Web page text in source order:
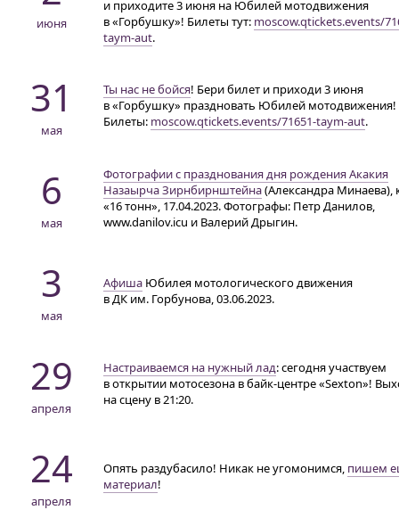
июня
и приходите 3 июня на Юбилей мотодвижения
в «Горбушку»! Билеты тут: moscow.qtickets.events/
taym-aut.
31
мая
Ты нас не бойся! Бери билет и приходи 3 июня
в «Горбушку» праздновать Юбилей мотодвижения!
Билеты: moscow.qtickets.events/71651-taym-aut.
6
мая
Фотографии с празднования дня рождения Акакия
Назаырча Зирнбирнштейна(Александра Минаева),
«16 тонн», 17.04.2023. Фотографы: Петр Данилов,
www.danilov.icu и Валерий Дрыгин.
3
мая
Афиша Юбилея мотологического движения
в ДК им. Горбунова, 03.06.2023.
29
апреля
Настраиваемся на нужный лад: сегодня участвуем
в открытии мотосезона в байк-центре «Sexton»!
на сцену в 21:20.
24
апреля
Опять раздубасило! Никак не угомонимся, пишем
материал!